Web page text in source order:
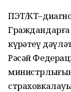
ПЭТ/
күрһәтеү
Рәсәй